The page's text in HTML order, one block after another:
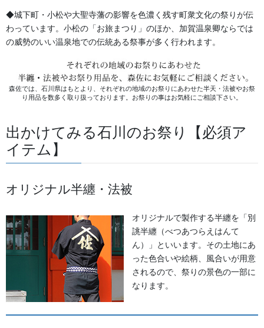
(FAX076-237-7150)
人形の森佐は12月〜4月末まで土曜、日曜も営業。
カテゴリー 生地
女性獅子舞の衣装
次の記事
石川県美川・おかえり祭
2019/05/20
◆城下町・小松や大聖寺藩の影響を色濃く残す町衆文化の祭りが伝
わっています。小松の「お旅まつり」のほか、加賀温泉卿ならでは
の威勢のいい温泉地での伝統ある祭事が多く行われます。
森佐では、石川県はもとより、それぞれの地域のお祭りにあわせた半天・法被やお祭
り用品を数多く取り扱っております。お祭りの事はお気軽にご相談下さい。
出かけてみる石川のお祭り【必須ア
イテム】
オリジナル半纏・法被
オリジナルで製作する半纏を「別
誂半纏（べつあつらえはんて
ん）」といいます。その土地にあ
った色合いや絵柄、風合いが用意
されるので、祭りの景色の一部に
なります。